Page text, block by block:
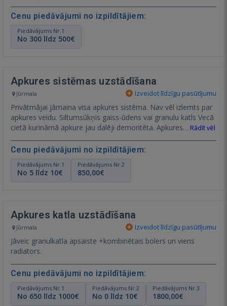
Cenu piedāvājumi no izpildītājiem:
Piedāvājums Nr.1
No 300 līdz 500€
Apkures sistēmas uzstādīšana
Jūrmala Izveidot līdzīgu pasūtījumu
Privātmājai jāmaina visa apkures sistēma. Nav vēl izlemts par
apkures veidu. Siltumsūkņis gaiss-ūdens vai granulu katls Vecā
cietā kurināmā apkure jau dalēji demontēta. Apkures… Rādīt vēl
Cenu piedāvājumi no izpildītājiem:
Piedāvājums Nr.1
No 5 līdz 10€
Piedāvājums Nr.2
850,00€
Apkures katla uzstādīšana
Jūrmala Izveidot līdzīgu pasūtījumu
Jāveic granulkatla apsaiste +kombinētais bolers un viens
radiators.
Cenu piedāvājumi no izpildītājiem:
Piedāvājums Nr.1
No 650 līdz 1000€
Piedāvājums Nr.2
No 0 līdz 10€
Piedāvājums Nr.3
1800,00€